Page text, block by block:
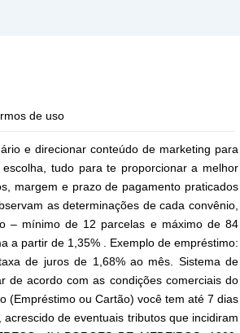
de uso
e direcionar conteúdo de marketing para
tudo para te proporcionar a melhor
margem e prazo de pagamento praticados
as determinações de cada convênio,
– mínimo de 12 parcelas e máximo de 84
a partir de 1,35% . Exemplo de empréstimo:
de juros de 1,68% ao mês. Sistema de
de acordo com as condições comerciais do
(Empréstimo ou Cartão) você tem até 7 dias
de eventuais tributos que incidiram